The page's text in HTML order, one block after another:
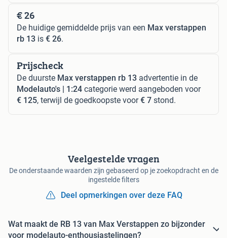
€ 26
De huidige gemiddelde prijs van een Max verstappen
rb 13 is € 26.
Prijscheck
De duurste Max verstappen rb 13 advertentie in de
Modelauto's | 1:24 categorie werd aangeboden voor
€ 125, terwijl de goedkoopste voor€ 7 stond.
Veelgestelde vragen
De onderstaande waarden zijn gebaseerd op je zoekopdracht en de
ingestelde filters
Deel opmerkingen over deze FAQ
Wat maakt de RB 13 van Max Verstappen zo bijzonder
voor modelauto-enthousiastelingen?